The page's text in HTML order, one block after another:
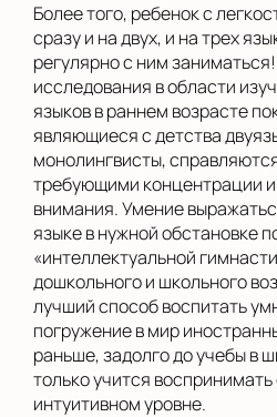
Более того, ребенок с
сразу и на двух, и на трех
регулярно с ним
исследования в области
языков в раннем возрасте
являющиеся с детства
монолингвисты,
требующими концентрации
внимания. Умение
языке в нужной обстановке
«интеллектуальной
дошкольного и школьного
лучший способ воспитать
погружение в мир
раньше, задолго до учебы в
только учится
интуитивном уровне.